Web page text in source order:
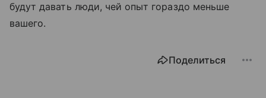
будут давать люди, чей опыт гораздо меньше
вашего.
Поделиться